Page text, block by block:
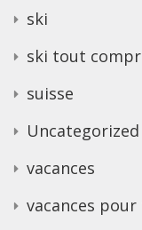
ski
ski tout
suisse
Uncategorized
vacances
vacances